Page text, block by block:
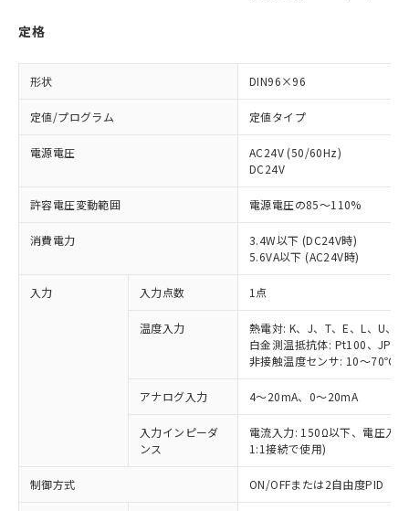
定格
形状 DIN96×96
定値/プログラム 定値タイプ
電源電圧
AC24V (50/60Hz)
DC24V
許容電圧変動範囲 電源電圧の85～110%
消費電力
3.4W以下 (DC24V時)
5.6VA以下 (AC24V時)
入力 入力点数 1点
温度入力
熱電対: K、J、T、E、L、U、
白金測温抵抗体: Pt100、
非接触温度センサ: 10～70℃
アナログ入力 4～20mA、0～20mA
入力インピーダ
ンス
電流入力: 150Ω以下、電圧入
1:1接続で使用)
制御方式 ON/OFFまたは2自由度PID（